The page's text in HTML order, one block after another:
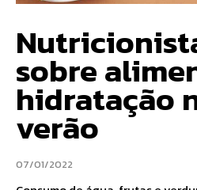
sobre
hidratação
verão
07/01/2022